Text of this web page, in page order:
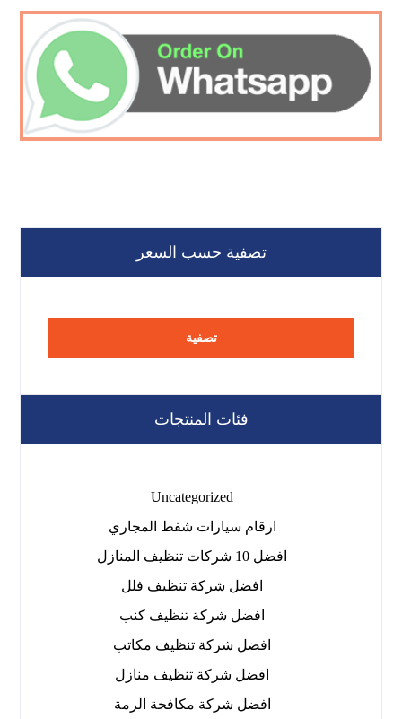
تصفية حسب السعر
تصفية
فئات المنتجات
Uncategorized
ارقام سيارات شفط المجاري
افضل 10 شركات تنظيف المنازل
افضل شركة تنظيف فلل
افضل شركة تنظيف كنب
افضل شركة تنظيف مكاتب
افضل شركة تنظيف منازل
افضل شركة مكافحة الرمة